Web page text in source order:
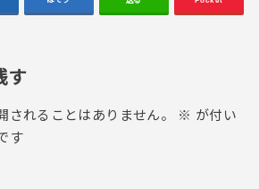
す
されることはありません。 ※ が付い
す